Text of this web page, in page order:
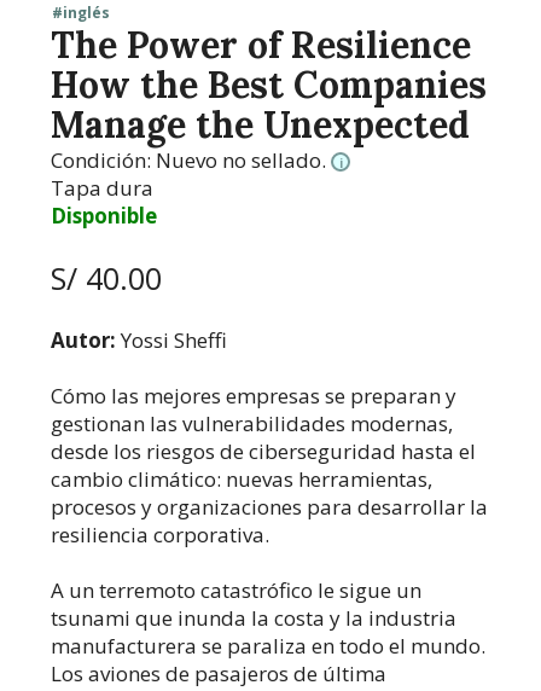
#inglés
The Power of Resilience
How the Best Companies
Manage the Unexpected
Condición: Nuevo no sellado. i
Tapa dura
Disponible
S/ 40.00
Autor: Yossi Sheffi
Cómo las mejores empresas se preparan y
gestionan las vulnerabilidades modernas,
desde los riesgos de ciberseguridad hasta el
cambio climático: nuevas herramientas,
procesos y organizaciones para desarrollar la
resiliencia corporativa.
A un terremoto catastrófico le sigue un
tsunami que inunda la costa y la industria
manufacturera se paraliza en todo el mundo.
Los aviones de pasajeros de última